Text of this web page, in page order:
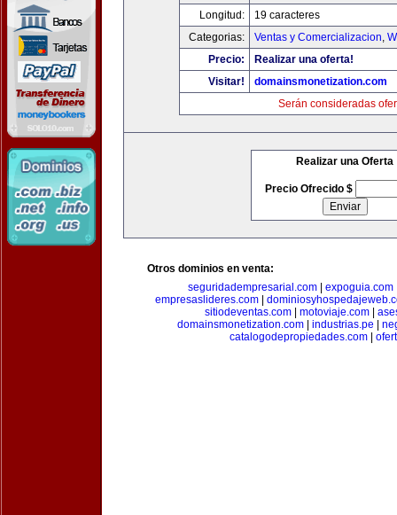
Longitud:
19 caracteres
Categorias:
Ventas y Comercializacion,
Precio:
Realizar una oferta!
Visitar!
domainsmonetization.com
Serán consideradas
Realizar una Oferta
Precio Ofrecido $
Otros dominios en venta:
seguridadempresarial.com
expoguia.com
empresaslideres.com|
sitiodeventas.com
motoviaje.com
domainsmonetization.com| industrias.pe
catalogodepropiedades.com